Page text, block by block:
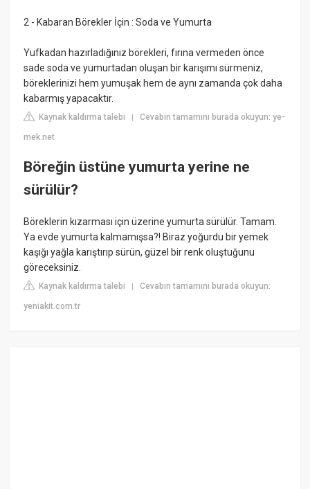
2 - Kabaran Börekler İçin : Soda ve Yumurta
Yufkadan hazırladığınız börekleri, fırına vermeden önce
sade soda ve yumurtadan oluşan bir karışımı sürmeniz,
böreklerinizi hem yumuşak hem de aynı zamanda çok daha
kabarmış yapacaktır.
Kaynak kaldırma talebi |Cevabın tamamını burada okuyun: ye-
mek.net
Böreğin üstüne yumurta yerine ne
sürülür?
Böreklerin kızarması için üzerine yumurta sürülür. Tamam.
Ya evde yumurta kalmamışsa?! Biraz yoğurdu bir yemek
kaşığı yağla karıştırıp sürün, güzel bir renk oluştuğunu
göreceksiniz.
Kaynak kaldırma talebi |Cevabın tamamını burada okuyun:
yeniakit.com.tr